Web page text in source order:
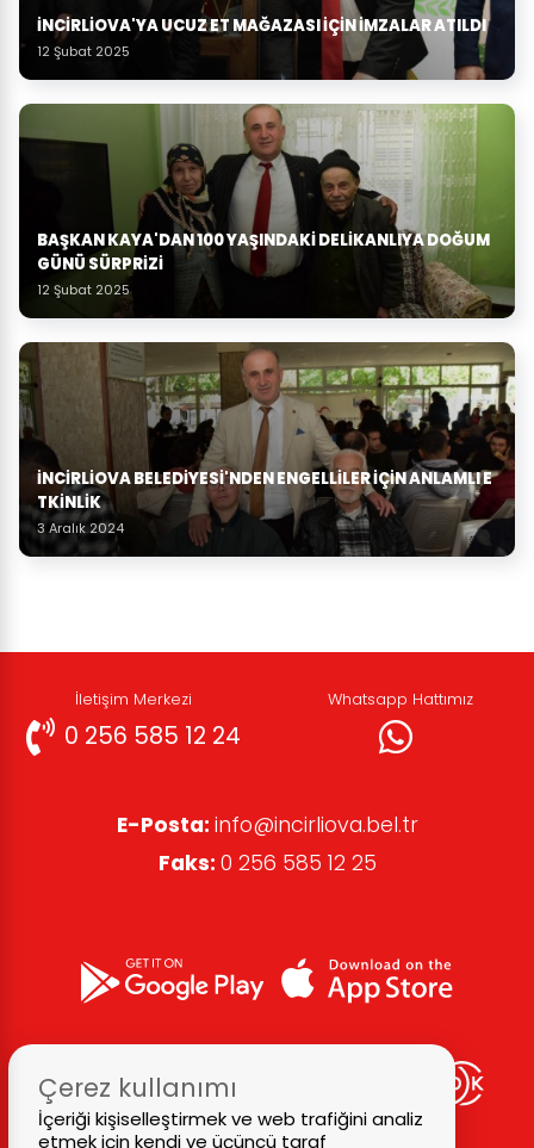
İNCIRLIOVA'YA UCUZ ET MAĞAZASI İÇIN İMZALAR ATILDI
12 Şubat 2025
BAŞKAN KAYA'DAN 100 YAŞINDAKI DELIKANLIYA DOĞUM
GÜNÜ SÜRPRIZI
12 Şubat 2025
İNCIRLIOVA BELEDIYESI'NDEN ENGELLILER IÇIN ANLAMLI E
TKINLIK
3 Aralık 2024
İletişim Merkezi
0 256 585 12 24
Whatsapp Hattımız
E-Posta: info@incirliova.bel.tr
Faks: 0 256 585 12 25
Çerez kullanımı
İçeriği kişiselleştirmek ve web trafiğini analiz
etmek için kendi ve üçüncü taraf